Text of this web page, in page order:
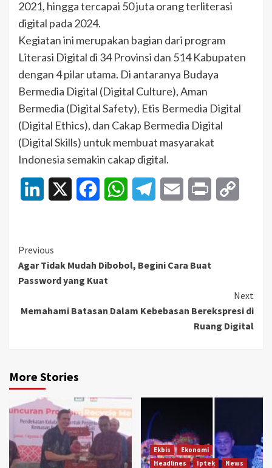
2021, hingga tercapai 50 juta orang terliterasi
digital pada 2024.
Kegiatan ini merupakan bagian dari program
Literasi Digital di 34 Provinsi dan 514 Kabupaten
dengan 4 pilar utama. Di antaranya Budaya
Bermedia Digital (Digital Culture), Aman
Bermedia (Digital Safety), Etis Bermedia Digital
(Digital Ethics), dan Cakap Bermedia Digital
(Digital Skills) untuk membuat masyarakat
Indonesia semakin cakap digital.
LinkedIn FacebookWhatsAppTelegramEmail Print
Continue
Reading
Previous
Agar Tidak Mudah Dibobol, Begini Cara Buat
Password yang Kuat
Next
Memahami Batasan Dalam Kebebasan Berekspresi di
Ruang Digital
More Stories
Ekbis
Ekonomi
Headlines
Iptek
News